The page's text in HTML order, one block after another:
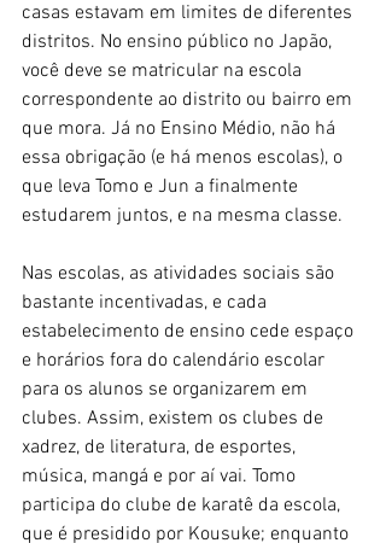
casas estavam em limites de diferentes
distritos. No ensino público no Japão,
você deve se matricular na escola
correspondente ao distrito ou bairro em
que mora. Já no Ensino Médio, não há
essa obrigação (e há menos escolas), o
que leva Tomo e Jun a finalmente
estudarem juntos, e na mesma classe.
Nas escolas, as atividades sociais são
bastante incentivadas, e cada
estabelecimento de ensino cede espaço
e horários fora do calendário escolar
para os alunos se organizarem em
clubes. Assim, existem os clubes de
xadrez, de literatura, de esportes,
música, mangá e por aí vai. Tomo
participa do clube de karatê da escola,
que é presidido por Kousuke; enquanto